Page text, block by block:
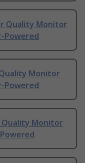
Quality Monitor
Powered
Monitor
Powered
Quality Monitor